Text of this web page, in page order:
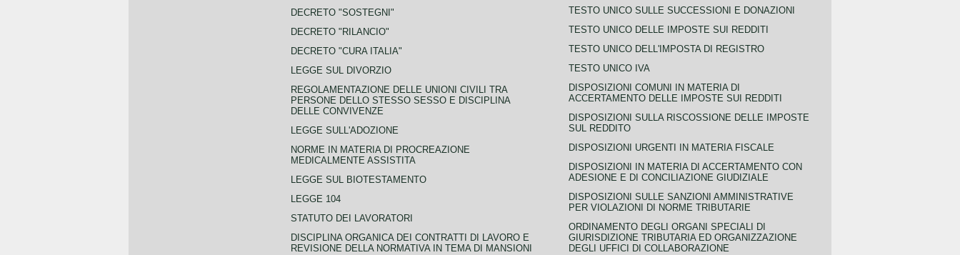
DECRETO "SOSTEGNI"
DECRETO "RILANCIO"
DECRETO "CURA ITALIA"
LEGGE SUL DIVORZIO
REGOLAMENTAZIONE DELLE UNIONI CIVILI TRA
PERSONE DELLO STESSO SESSO E DISCIPLINA
DELLE CONVIVENZE
LEGGE SULL'ADOZIONE
NORME IN MATERIA DI PROCREAZIONE
MEDICALMENTE ASSISTITA
LEGGE SUL BIOTESTAMENTO
LEGGE 104
STATUTO DEI LAVORATORI
DISCIPLINA ORGANICA DEI CONTRATTI DI LAVORO E
REVISIONE DELLA NORMATIVA IN TEMA DI MANSIONI
TESTO UNICO SULLE SUCCESSIONI E DONAZIONI
TESTO UNICO DELLE IMPOSTE SUI REDDITI
TESTO UNICO DELL'IMPOSTA DI REGISTRO
TESTO UNICO IVA
DISPOSIZIONI COMUNI IN MATERIA DI
ACCERTAMENTO DELLE IMPOSTE SUI REDDITI
DISPOSIZIONI SULLA RISCOSSIONE DELLE IMPOSTE
SUL REDDITO
DISPOSIZIONI URGENTI IN MATERIA FISCALE
DISPOSIZIONI IN MATERIA DI ACCERTAMENTO CON
ADESIONE E DI CONCILIAZIONE GIUDIZIALE
DISPOSIZIONI SULLE SANZIONI AMMINISTRATIVE
PER VIOLAZIONI DI NORME TRIBUTARIE
ORDINAMENTO DEGLI ORGANI SPECIALI DI
GIURISDIZIONE TRIBUTARIA ED ORGANIZZAZIONE
DEGLI UFFICI DI COLLABORAZIONE